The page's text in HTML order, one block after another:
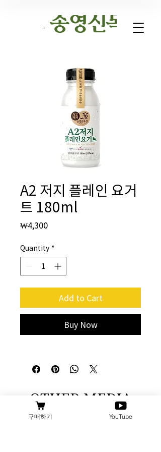
A2 저지 플레인 요거
트 180ml
₩4,300Price
Quantity *
Add to Cart
Buy Now
OTHER MEDIA
구매하기 YouTube